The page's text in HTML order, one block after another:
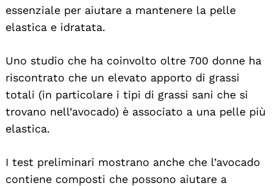
essenziale per aiutare a mantenere la pelle
elastica e idratata.
Uno studio che ha coinvolto oltre 700 donne ha
riscontrato che un elevato apporto di grassi
totali (in particolare i tipi di grassi sani che si
trovano nell’avocado) è associato a una pelle più
elastica.
I test preliminari mostrano anche che l’avocado
contiene composti che possono aiutare a